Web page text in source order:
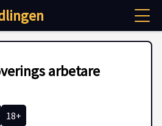
arbetare
18+